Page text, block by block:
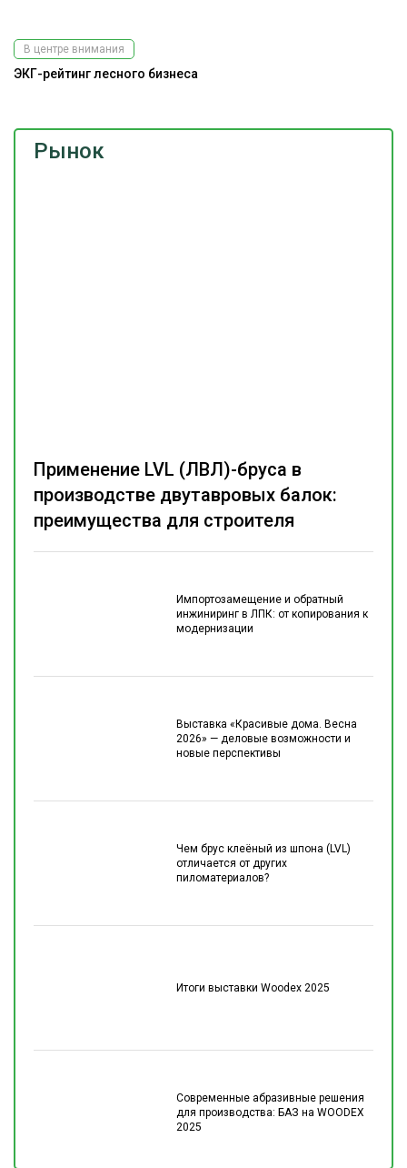
Рынок
Импортозамещение и обратный
инжиниринг в ЛПК: от копирования к
модернизации
Выставка «Красивые дома. Весна
2026» — деловые возможности и
новые перспективы
Чем брус клеёный из шпона (LVL)
отличается от других
пиломатериалов?
Итоги выставки Woodex 2025
Современные абразивные решения
для производства: БАЗ на WOODEX
2025
Применение LVL (ЛВЛ)-бруса в
производстве двутавровых балок:
преимущества для строителя
В центре внимания
ЭКГ-рейтинг лесного бизнеса